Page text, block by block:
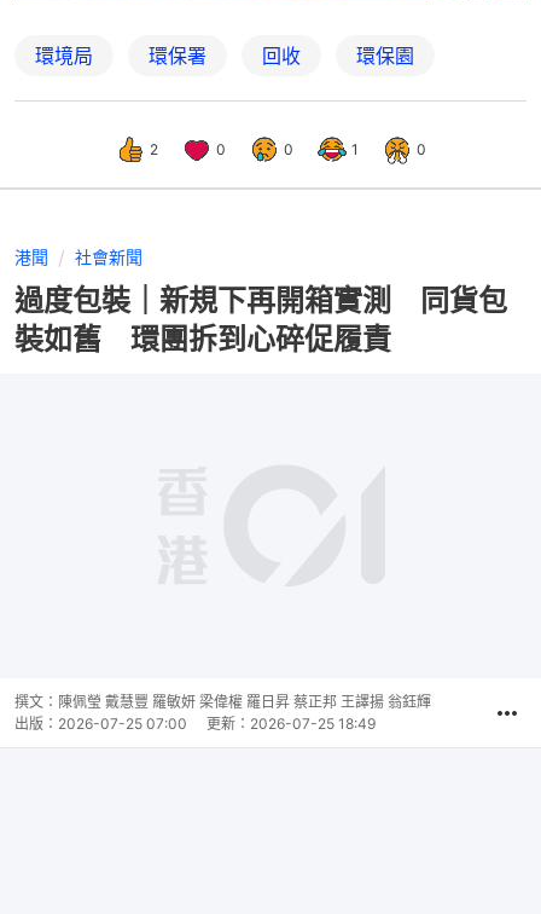
環境局 環保署 回收 環保園
2 0 0 1 0
港聞 社會新聞
過度包裝｜新規下再開箱實測 同貨包
裝如舊 環團拆到心碎促履責
撰文： 陳佩瑩 戴慧豐 羅敏妍 梁偉權 羅日昇 蔡正邦 王譯揚 翁鈺輝
出版： 2026-07-25 07:00 更新： 2026-07-25 18:49